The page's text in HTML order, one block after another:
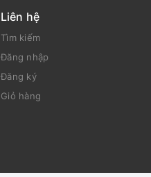
Liên hệ
Tìm kiếm
Đăng nhập
Đăng ký
Giỏ hàng